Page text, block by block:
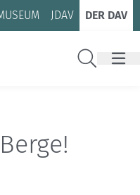
Inhalt
Footer-Navigation
JDAV DER DAV